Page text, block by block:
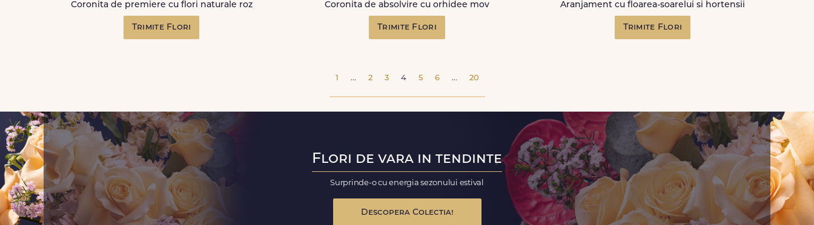
Coronita de premiere cu flori naturale roz
Trimite Flori
Coronita de absolvire cu orhidee mov
Trimite Flori
Aranjament cu floarea-soarelui si hortensii
Trimite Flori
1 ... 2 3 4 5 6 ... 20
Flori de vara in tendinte
Surprinde-o cu energia sezonului estival
Descopera Colectia!